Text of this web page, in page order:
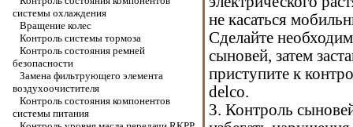
системы охлаждения
Вращение колес
Контроль системы тормоза
Контроль состояния ремней
безопасности
Замена фильтрующего элемента
воздухоочистителя
Контроль состояния компонентов
системы питания
не касаться
Сделайте
сыновей, затем
приступите к
delco.
3. Контроль